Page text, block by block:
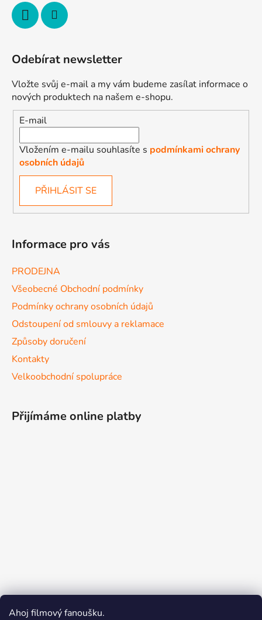
Ahoj filmový fanoušku.
Odebírat newsletter
Vložte svůj e-mail a my vám budeme zasílat informace o
nových produktech na našem e-shopu.
E-mail
Vložením e-mailu souhlasíte s podmínkami ochrany
osobních údajů
PŘIHLÁSIT SE
Informace pro vás
PRODEJNA
Všeobecné Obchodní podmínky
Podmínky ochrany osobních údajů
Odstoupení od smlouvy a reklamace
Způsoby doručení
Kontakty
Velkoobchodní spolupráce
Přijímáme online platby